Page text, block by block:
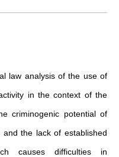
law analysis of the use of
in the context of the
criminogenic potential of
the lack of established
causes difficulties in